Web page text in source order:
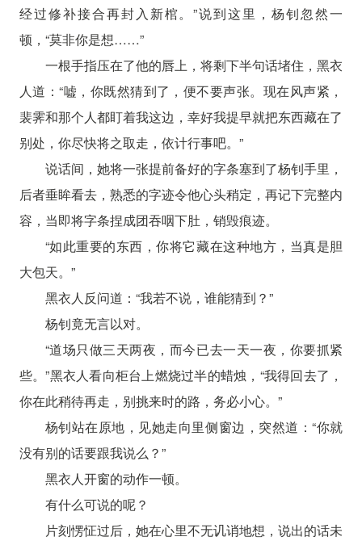
经过修补接合再封入新棺。”说到这里，杨钊忽然一
顿，“莫非你是想……”
一根手指压在了他的唇上，将剩下半句话堵住，黑衣
人道：“嘘，你既然猜到了，便不要声张。现在风声紧，
裴霁和那个人都盯着我这边，幸好我提早就把东西藏在了
别处，你尽快将之取走，依计行事吧。”
说话间，她将一张提前备好的字条塞到了杨钊手里，
后者垂眸看去，熟悉的字迹令他心头稍定，再记下完整内
容，当即将字条捏成团吞咽下肚，销毁痕迹。
“如此重要的东西，你将它藏在这种地方，当真是胆
大包天。”
黑衣人反问道：“我若不说，谁能猜到？”
杨钊竟无言以对。
“道场只做三天两夜，而今已去一天一夜，你要抓紧
些。”黑衣人看向柜台上燃烧过半的蜡烛，“我得回去了，
你在此稍待再走，别挑来时的路，务必小心。”
杨钊站在原地，见她走向里侧窗边，突然道：“你就
没有别的话要跟我说么？”
黑衣人开窗的动作一顿。
有什么可说的呢？
片刻愣怔过后，她在心里不无讥诮地想，说出的话未